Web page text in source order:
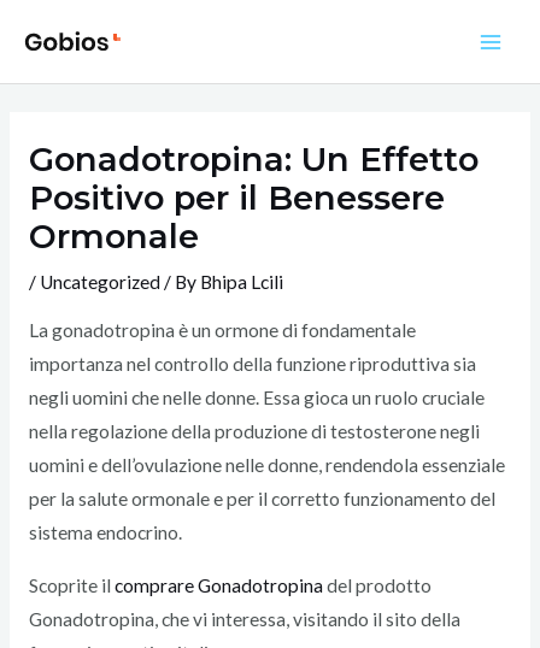
content
Gonadotropina: Un Effetto
Positivo per il Benessere
Ormonale
/ Uncategorized/ By Bhipa Lcili
La gonadotropina è un ormone di fondamentale
importanza nel controllo della funzione riproduttiva sia
negli uomini che nelle donne. Essa gioca un ruolo cruciale
nella regolazione della produzione di testosterone negli
uomini e dell’ovulazione nelle donne, rendendola essenziale
per la salute ormonale e per il corretto funzionamento del
sistema endocrino.
Scoprite il comprare Gonadotropinadel prodotto
Gonadotropina, che vi interessa, visitando il sito della